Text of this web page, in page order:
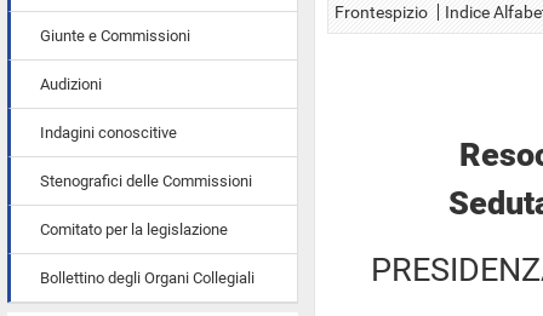
Giunte e Commissioni
Audizioni
Indagini conoscitive
Stenografici delle Commissioni
Comitato per la legislazione
Bollettino degli Organi Collegiali
Frontespizio Indice